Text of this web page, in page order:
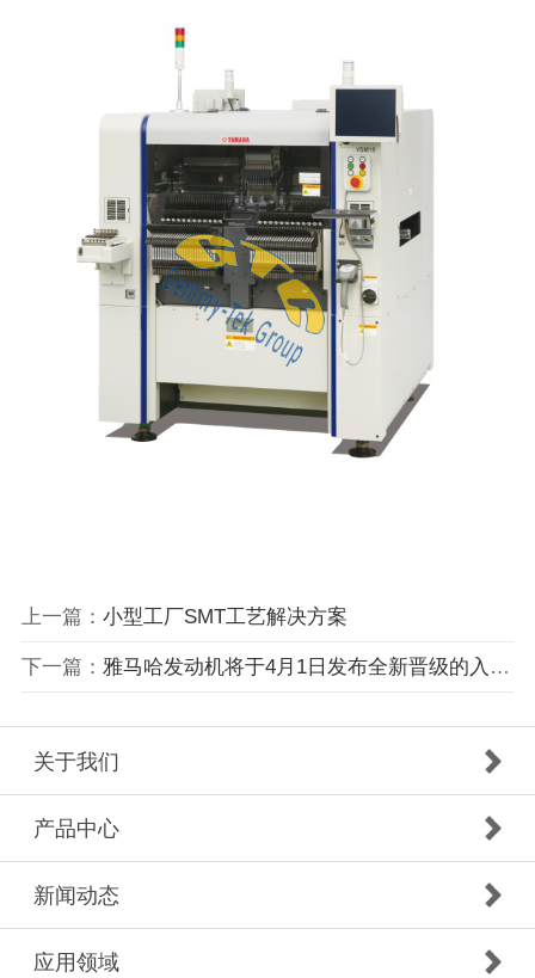
上一篇： 小型工厂SMT工艺解决方案
下一篇： 雅马哈发动机将于4月1日发布全新晋级的入门级锡有印刷机
关于我们
产品中心
新闻动态
应用领域